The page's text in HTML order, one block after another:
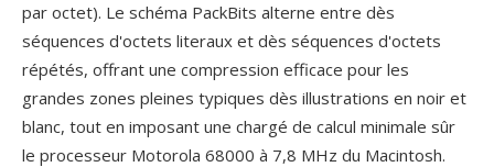
par octet). Le schéma PackBits alterne entre dès
séquences d'octets literaux et dès séquences d'octets
répétés, offrant une compression efficace pour les
grandes zones pleines typiques dès illustrations en noir et
blanc, tout en imposant une chargé de calcul minimale sûr
le processeur Motorola 68000 à 7,8 MHz du Macintosh.